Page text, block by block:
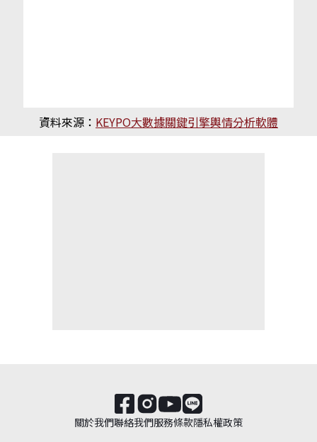
資料來源： KEYPO大數據關鍵引擎輿情分析軟體
關於我們聯絡我們服務條款隱私權政策